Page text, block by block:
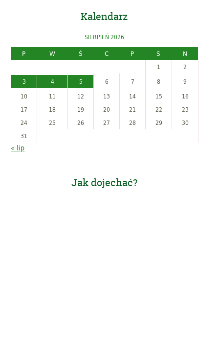
Kalendarz
SIERPIEŃ 2026
P
W Ś C P S
N
1
2
3
4 5 6 7 8
9
10
11 12 13 14 15
16
17
18 19 20 21 22
23
24
25 26 27 28 29
30
31
« lip
Jak dojechać?